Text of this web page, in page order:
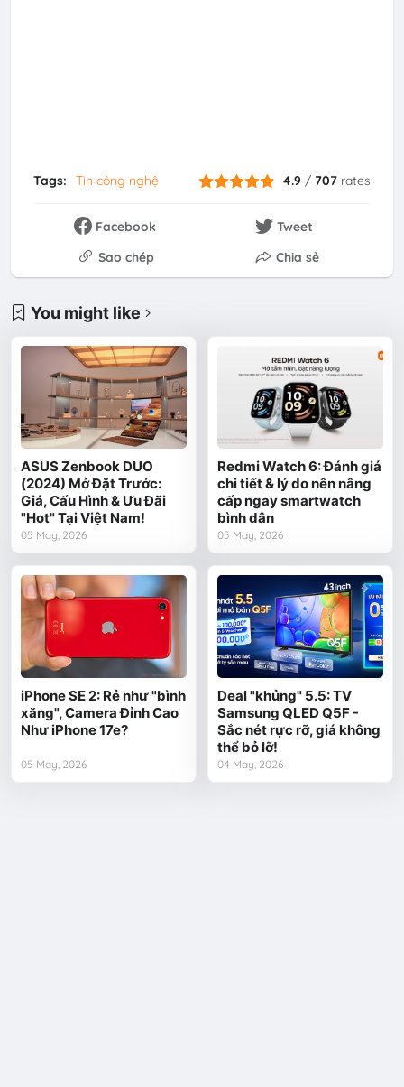
Tags: Tin công nghệ 4.9 / 707 rates
Facebook
Tweet
Sao chép
Chia sẻ
You might like
ASUS Zenbook DUO
(2024) Mở Đặt Trước:
Giá, Cấu Hình & Ưu Đãi
"Hot" Tại Việt Nam!
05 May, 2026
Redmi Watch 6: Đánh giá
chi tiết & lý do nên nâng
cấp ngay smartwatch
bình dân
05 May, 2026
iPhone SE 2: Rẻ như "bình
xăng", Camera Đỉnh Cao
Như iPhone 17e?
05 May, 2026
Deal "khủng" 5.5: TV
Samsung QLED Q5F -
Sắc nét rực rỡ, giá không
thể bỏ lỡ!
04 May, 2026